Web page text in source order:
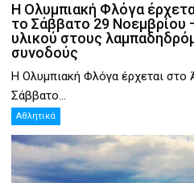
Η Ολυμπιακή Φλόγα
το Σάββατο 29 Νοεμβρίου
υλικού στους
συνοδούς
Η Ολυμπιακή Φλόγα έρχεται στο
Σάββατο...
Αθλητικά